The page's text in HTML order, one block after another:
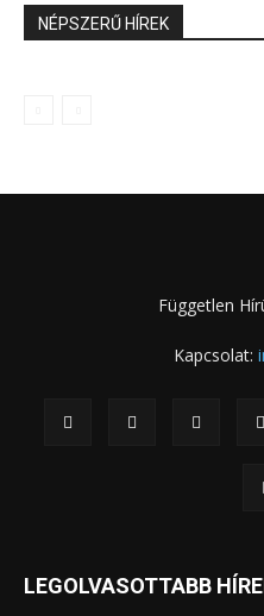
NÉPSZERŰ HÍREK
Független
Kapcsolat:
LEGOLVASOTTABB